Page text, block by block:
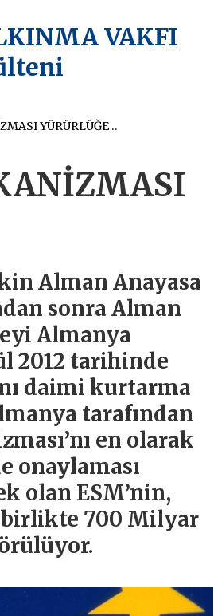
VAKFI
AVRUPA İSTİKRAR MEKANİZMASI YÜRÜRLÜĞE GİRİYOR
Alman Anayasa
sonra Alman
Almanya
2012 tarihinde
daimi kurtarma
tarafından
en olarak
onaylaması
olan ESM’nin,
birlikte 700 Milyar